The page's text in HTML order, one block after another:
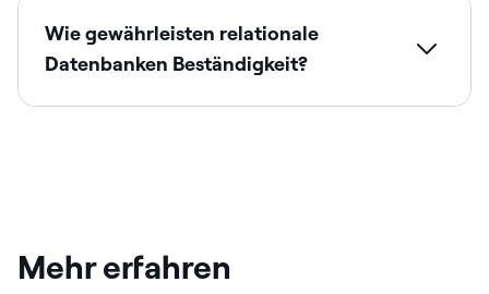
Wie gewährleisten relationale
Datenbanken Beständigkeit?
Mehr erfahren